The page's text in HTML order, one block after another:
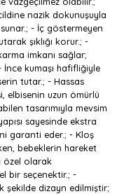
nazik dokunuşuyla
- İç göstermeyen
şıklığı korur.; -
imkanı sağlar;
kumaşı hafifliğiyle
tutar.; - Hassas
elbisenin uzun ömürlü
tasarımıyla mevsim
sayesinde ekstra
garanti eder.; - Kloş
bebeklerin hareket
özel olarak
bir seçenektir.; -
şekilde dizayn edilmiştir;